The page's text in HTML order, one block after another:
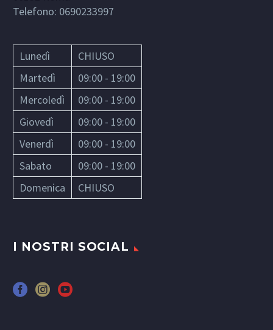
Telefono: 0690233997
Lunedì
CHIUSO
Martedì
09:00 - 19:00
Mercoledì
09:00 - 19:00
Giovedì
09:00 - 19:00
Venerdì
09:00 - 19:00
Sabato
09:00 - 19:00
Domenica
CHIUSO
I NOSTRI SOCIAL